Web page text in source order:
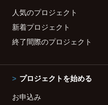
人気のプロジェクト
新着プロジェクト
終了間際のプロジェクト
プロジェクトを始める
お申込み